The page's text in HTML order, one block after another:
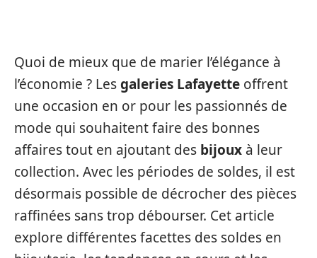
Quoi de mieux que de marier l’élégance à
l’économie ? Lesgaleries Lafayette offrent
une occasion en or pour les passionnés de
mode qui souhaitent faire des bonnes
affaires tout en ajoutant des bijoux à leur
collection. Avec les périodes de soldes, il est
désormais possible de décrocher des pièces
raffinées sans trop débourser. Cet article
explore différentes facettes des soldes en